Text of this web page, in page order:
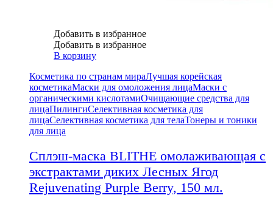
Добавить в избранное
Добавить в избранное
В корзину
Косметика по странам мираЛучшая корейская
косметикаМаски для омоложения лицаМаски с
органическими кислотамиОчищающие средства для
лицаПилингиСелективная косметика для
лицаСелективная косметика для телаТонеры и тоники
для лица
Сплэш-маска BLITHE омолаживающая с
экстрактами диких Лесных Ягод
Rejuvenating Purple Berry, 150 мл.